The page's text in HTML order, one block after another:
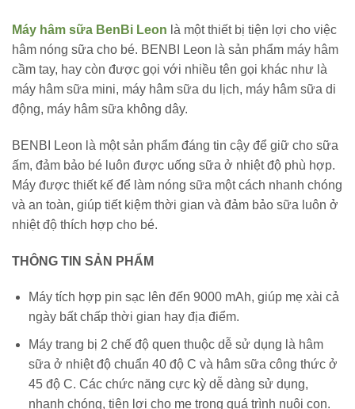
Máy hâm sữa BenBi Leon là một thiết bị tiện lợi cho việc
hâm nóng sữa cho bé. BENBI Leon là sản phẩm máy hâm
cầm tay, hay còn được gọi với nhiều tên gọi khác như là
máy hâm sữa mini, máy hâm sữa du lịch, máy hâm sữa di
động, máy hâm sữa không dây.
BENBI Leon là một sản phẩm đáng tin cậy để giữ cho sữa
ấm, đảm bảo bé luôn được uống sữa ở nhiệt độ phù hợp.
Máy được thiết kế để làm nóng sữa một cách nhanh chóng
và an toàn, giúp tiết kiệm thời gian và đảm bảo sữa luôn ở
nhiệt độ thích hợp cho bé.
THÔNG TIN SẢN PHẨM
Máy tích hợp pin sạc lên đến 9000 mAh, giúp mẹ xài cả
ngày bất chấp thời gian hay địa điểm.
Máy trang bị 2 chế độ quen thuộc dễ sử dụng là hâm
sữa ở nhiệt độ chuẩn 40 độ C và hâm sữa công thức ở
45 độ C. Các chức năng cực kỳ dễ dàng sử dụng,
nhanh chóng, tiện lợi cho mẹ trong quá trình nuôi con.